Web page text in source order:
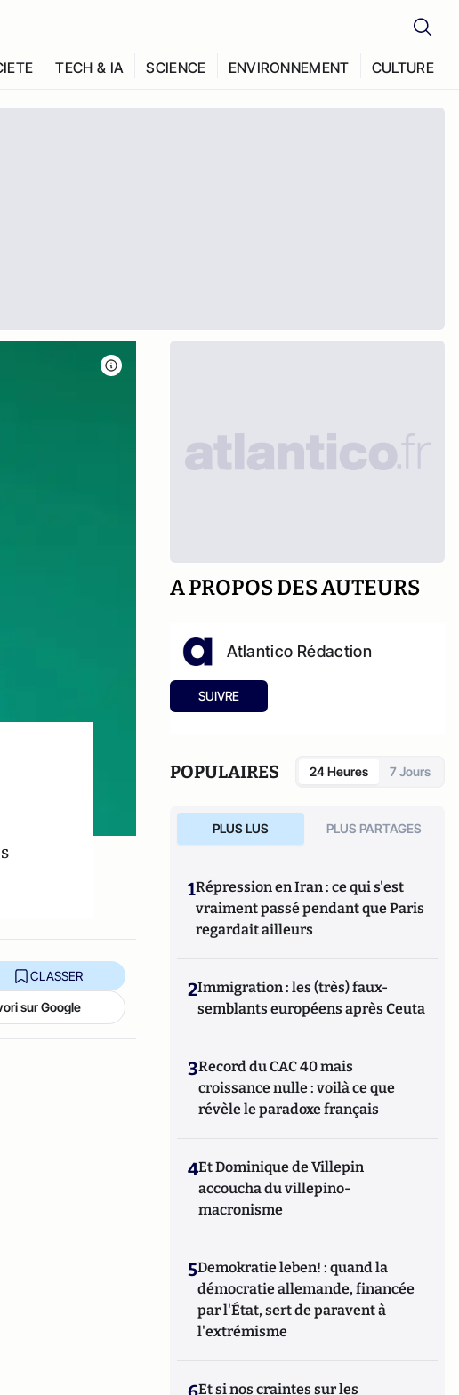
TECH & IA SCIENCE ENVIRONNEMENT CULTURE
CLASSER
sur Google
A PROPOS DES AUTEURS
Atlantico Rédaction
SUIVRE
POPULAIRES 24 Heures 7 Jours
PLUS LUS PLUS PARTAGES
1Répression en Iran : ce qui s'est
vraiment passé pendant que Paris
regardait ailleurs
2Immigration : les (très) faux-
semblants européens après Ceuta
3Record du CAC 40 mais
croissance nulle : voilà ce que
révèle le paradoxe français
4Et Dominique de Villepin
accoucha du villepino-
macronisme
5Demokratie leben! : quand la
démocratie allemande, financée
par l'État, sert de paravent à
l'extrémisme
Et si nos craintes sur les